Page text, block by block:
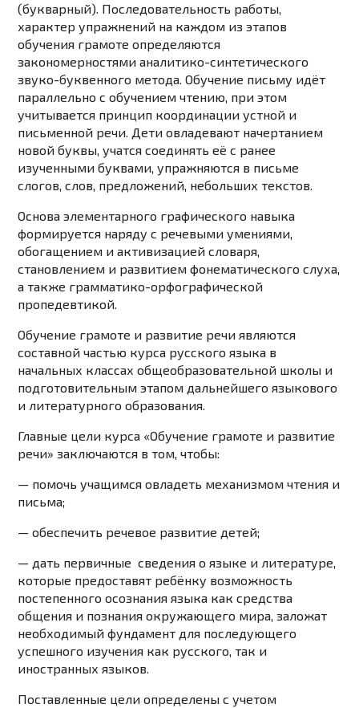
(букварный). Последовательность работы,
характер упражнений на каждом из этапов
обучения грамоте определяются
закономерностями аналитико-синтетического
звуко-буквенного метода. Обучение письму идёт
параллельно с обучением чтению, при этом
учитывается принцип координации устной и
письменной речи. Дети овладевают начертанием
новой буквы, учатся соединять её с ранее
изученными буквами, упражняются в письме
слогов, слов, предложений, небольших текстов.
Основа элементарного графического навыка
формируется наряду с речевыми умениями,
обогащением и активизацией словаря,
становлением и развитием фонематического слуха,
а также грамматико-орфографической
пропедевтикой.
Обучение грамоте и развитие речи являются
составной частью курса русского языка в
начальных классах общеобразовательной школы и
подготовительным этапом дальнейшего языкового
и литературного образования.
Главные цели курса «Обучение грамоте и развитие
речи» заключаются в том, чтобы:
— помочь учащимся овладеть механизмом чтения и
письма;
— обеспечить речевое развитие детей;
— дать первичные сведения о языке и литературе,
которые предоставят ребёнку возможность
постепенного осознания языка как средства
общения и познания окружающего мира, заложат
необходимый фундамент для последующего
успешного изучения как русского, так и
иностранных языков.
Поставленные цели определены с учетом